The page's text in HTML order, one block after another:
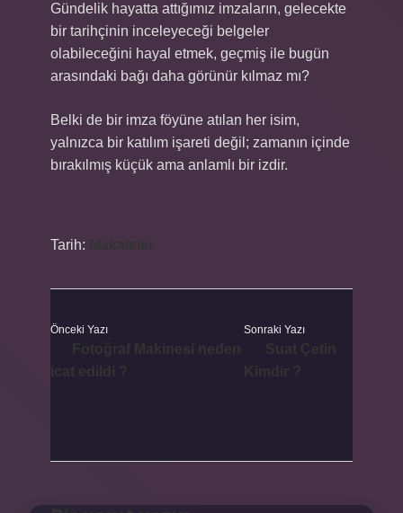
Gündelik hayatta attığımız imzaların, gelecekte
bir tarihçinin inceleyeceği belgeler
olabileceğini hayal etmek, geçmiş ile bugün
arasındaki bağı daha görünür kılmaz mı?
Belki de bir imza föyüne atılan her isim,
yalnızca bir katılım işareti değil; zamanın içinde
bırakılmış küçük ama anlamlı bir izdir.
Tarih:
Önceki Yazı Sonraki Yazı